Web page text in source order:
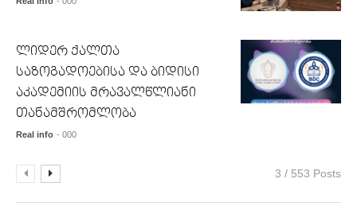
ლიდერ ქალთა
საზოგადოებისა და ბიდისი
აკადემიის მრავალწლიანი
თანამშრომლობა
Real info - 000
3 / 553 Posts